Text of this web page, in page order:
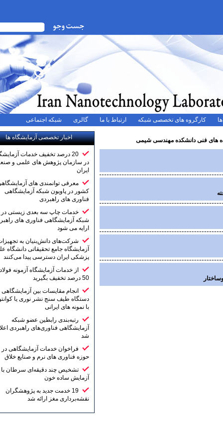
های تخصصی شبکه ارتباط با ما گالری شبکه اجتماعی
اخبار تخصصی آزمایشگاه ها
20 درصد تخفیف خدمات آزمایشگاهی
در سازمان پژوهش های علمی و صنعتی
معرفی توانمندی های آزمایشگاهی
کشور در پاویون شبکه آزمایشگاهی
فناوری های راهبردی
خدمات چاپ سه بعدی زیستی در
شبکه آزمایشگاهی فناوری های راهبردی
ارایه می شود
شرکت‌های دانش‌بنیان به تجهیزات
آزمایشگاه جامع تحقیقاتی دانشگاه علوم
پزشکی ایران دسترسی پیدا می‌کنند
از خدمات آزمایشگاه آزمونه فولاد تا
انجام مقایسات بین آزمایشگاهی
دستگاه طیف سنج نشر نوری یا کوانتومتر
با نمونه های ایرانی
رتبه‌بندی رابطین عضو شبکه
آزمایشگاهی فناوری‌های راهبردی اعلام
فراخوان خدمات آزمایشگاهی در
حوزه فناوری های نرم و صنایع خلاق
تشخیص چند دقیقه‌ای سرطان با یک
آزمایش ساده خون
19 خدمت جدید به پژوهشگران
نقشه‌برداری مغز ارائه شد
مهندسی شیمی